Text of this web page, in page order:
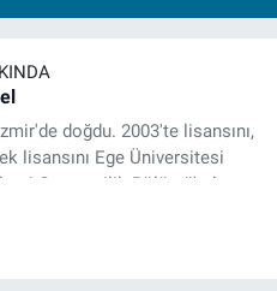
doğdu. 2003'te lisansını,
lisansını Ege Üniversitesi
Gazetecilik Bölümü'nde
yazdığı "İdeoloji ve
Milliyetçilik" adlı kitabı,